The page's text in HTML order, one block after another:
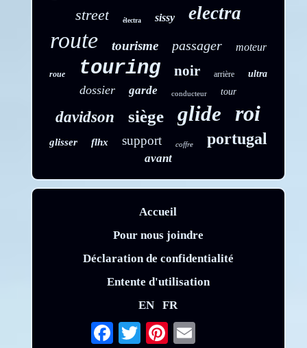
street électra sissy electra
route tourisme passager moteur
roue touring noir arrière ultra
dossier garde conducteur tour
davidson siège glide roi
glisser flhx support coffre portugal
avant
Accueil
Pour nous joindre
Déclaration de confidentialité
Entente d'utilisation
EN
FR